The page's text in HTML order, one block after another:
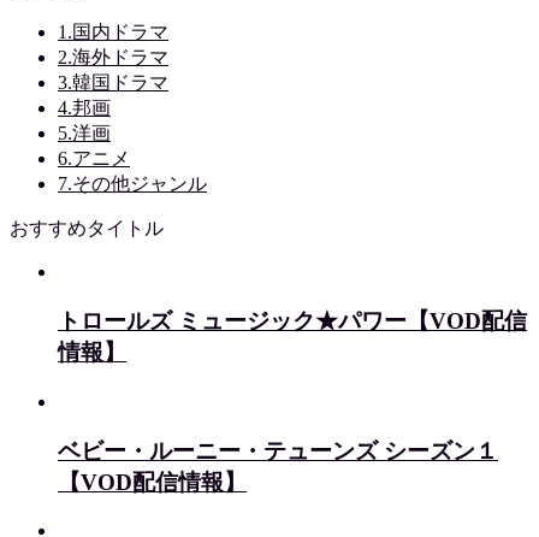
1.国内ドラマ
2.海外ドラマ
3.韓国ドラマ
4.邦画
5.洋画
6.アニメ
7.その他ジャンル
おすすめタイトル
トロールズ ミュージック★パワー【VOD配信
情報】
ベビー・ルーニー・テューンズ シーズン１
【VOD配信情報】